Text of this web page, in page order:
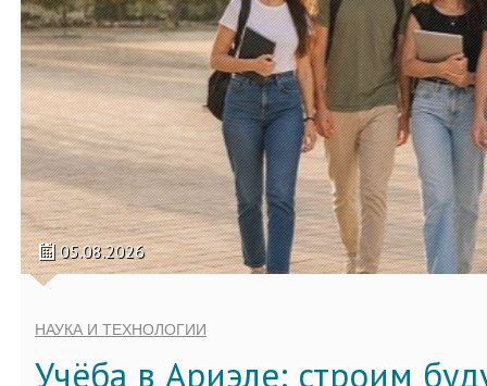
05.08.2026
НАУКА И ТЕХНОЛОГИИ
Учёба в Ариэле: строим